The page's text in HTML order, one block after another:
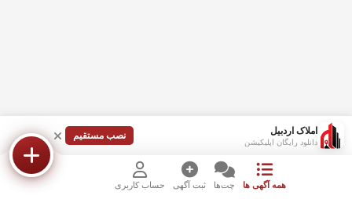
املاک اردبیل
دانلود رایگان اپلیکیشن
نصب مستقیم
همه آگهی ها چت‌ها ثبت آگهی حساب کاربری